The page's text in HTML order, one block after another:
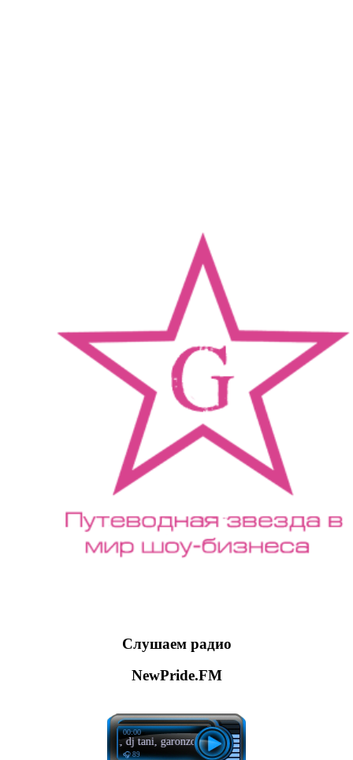
Слушаем радио
NewPride.FM
mavzy grx, dj tani, garonzos - Pompeii
00:00
🎧 89